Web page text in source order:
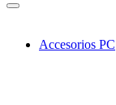
Accesorios PC